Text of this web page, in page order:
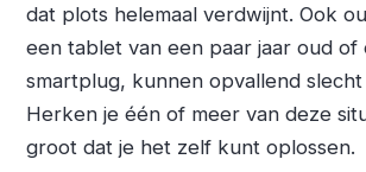
dat plots helemaal verdwijnt. Ook
een tablet van een paar jaar oud
smartplug, kunnen opvallend
Herken je één of meer van deze
groot dat je het zelf kunt oplossen.